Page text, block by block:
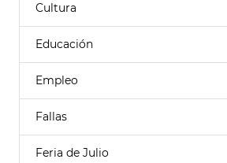
Cultura
Educación
Empleo
Fallas
Feria de Julio